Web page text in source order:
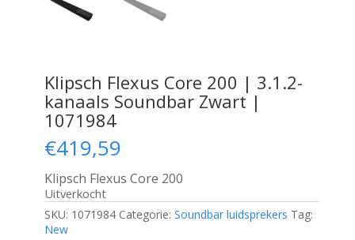
Klipsch Flexus Core 200 | 3.1.2-
kanaals Soundbar Zwart |
1071984
€419,59
Klipsch Flexus Core 200
Uitverkocht
SKU: 1071984 Categorie: Soundbar luidsprekers Tag:
New